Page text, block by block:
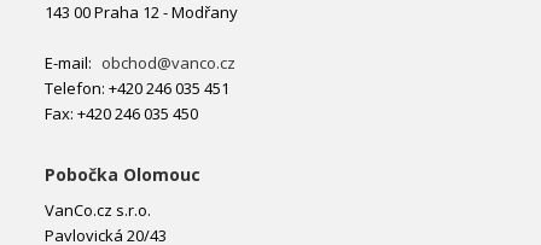
143 00 Praha 12 - Modřany
E-mail: obchod@vanco.cz
Telefon: +420 246 035 451
Fax: +420 246 035 450
Pobočka Olomouc
VanCo.cz s.r.o.
Pavlovická 20/43